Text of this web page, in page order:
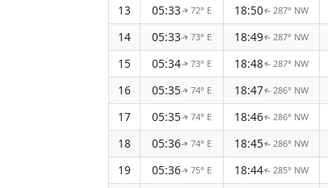
13
05:33↑72° E 18:50↑ 287° NW
14
05:33↑73° E 18:49↑ 287° NW
15
05:34↑73° E 18:48↑ 287° NW
16
05:35↑ 74° E 18:47↑ 286° NW
17
05:35↑ 74° E 18:46↑ 286° NW
18
05:36↑ 74° E 18:45↑ 286° NW
19
05:36↑ 75° E 18:44↑ 285° NW